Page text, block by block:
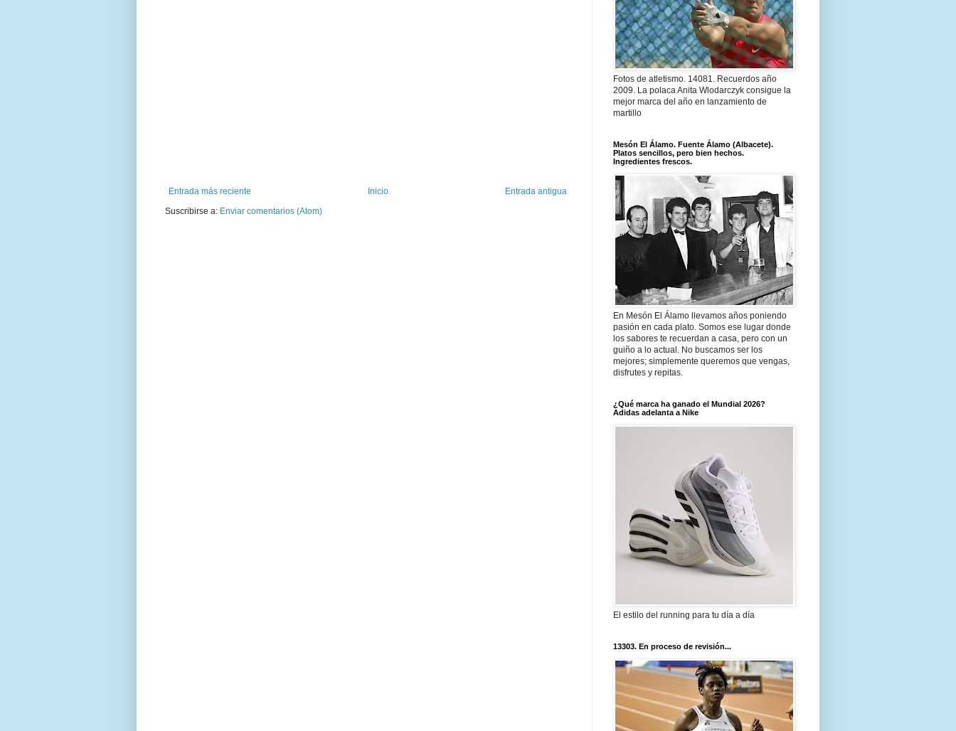
Entrada más reciente Entrada antigua
Inicio
Suscribirse a: Enviar comentarios (Atom)
Fotos de atletismo. 14081. Recuerdos año
2009. La polaca Anita Wlodarczyk consigue la
mejor marca del año en lanzamiento de
martillo
Mesón El Álamo. Fuente Álamo (Albacete).
Platos sencillos, pero bien hechos.
Ingredientes frescos.
En Mesón El Álamo llevamos años poniendo
pasión en cada plato. Somos ese lugar donde
los sabores te recuerdan a casa, pero con un
guiño a lo actual. No buscamos ser los
mejores; simplemente queremos que vengas,
disfrutes y repitas.
¿Qué marca ha ganado el Mundial 2026?
Adidas adelanta a Nike
El estilo del running para tu día a día
13303. En proceso de revisión...